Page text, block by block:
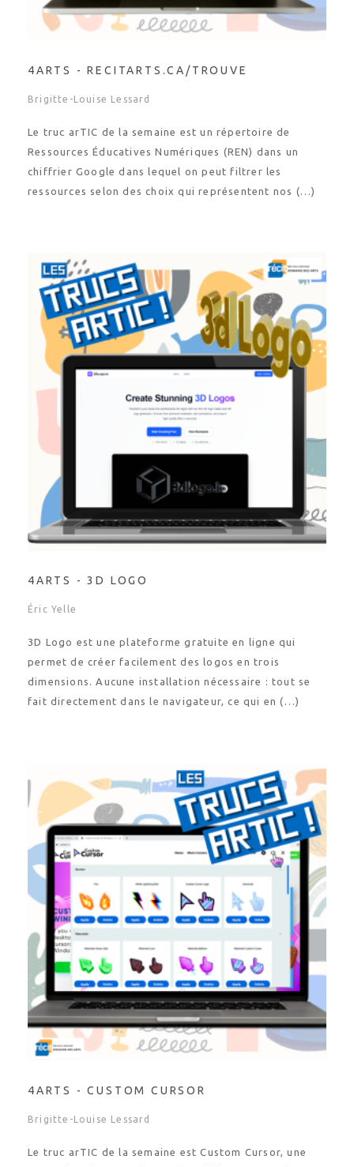
4ARTS - RECITARTS.CA/TROUVE
Brigitte-Louise Lessard
Le truc arTIC de la semaine est un répertoire de
Ressources Éducatives Numériques (REN) dans un
chiffrier Google dans lequel on peut filtrer les
ressources selon des choix qui représentent nos (…)
4ARTS - 3D LOGO
Éric Yelle
3D Logo est une plateforme gratuite en ligne qui
permet de créer facilement des logos en trois
dimensions. Aucune installation nécessaire : tout se
fait directement dans le navigateur, ce qui en (…)
4ARTS - CUSTOM CURSOR
Brigitte-Louise Lessard
Le truc arTIC de la semaine est Custom Cursor, une